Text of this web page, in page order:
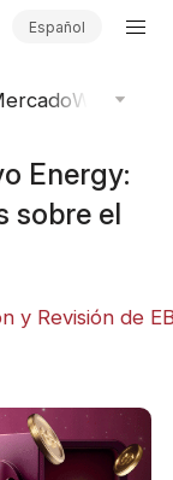
Español
Webinars
Energy:
sobre el
y Revisión de